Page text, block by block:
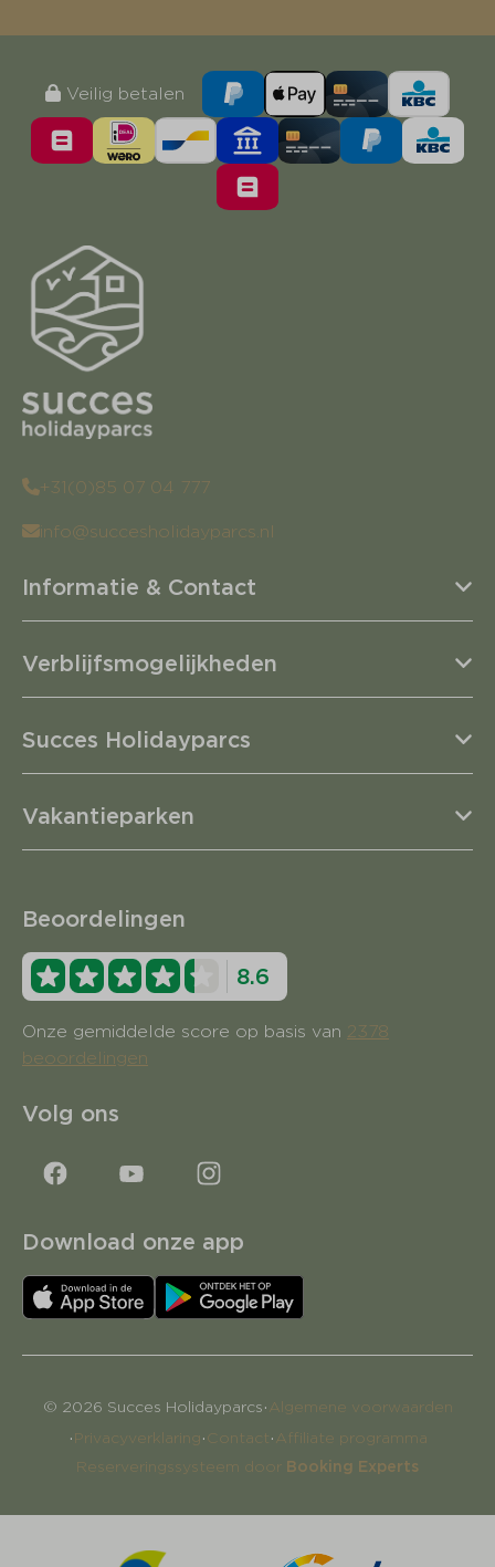
Veilig betalen
+31(0)85 07 04 777
info@succesholidayparcs.nl
Informatie & Contact
Verblijfsmogelijkheden
Succes Holidayparcs
Vakantieparken
Beoordelingen
8.6
Onze gemiddelde score op basis van 2378
beoordelingen
Volg ons
Download onze app
© 2026 Succes Holidayparcs· Algemene voorwaarden
·Privacyverklaring·Contact · Affiliate programma
Reserveringssysteem door Booking Experts